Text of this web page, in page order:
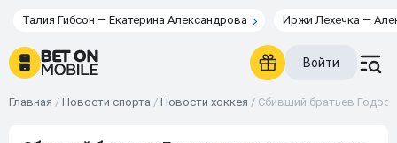
Талия Гибсон — Екатерина Александрова Иржи Лехечка —
Войти
Главная / Новости спорта / Новости хоккея / Сбивший братьев Годро